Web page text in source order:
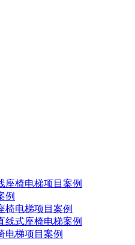
座椅电梯项目案例
例
椅电梯项目案例
线式座椅电梯案例
电梯项目案例